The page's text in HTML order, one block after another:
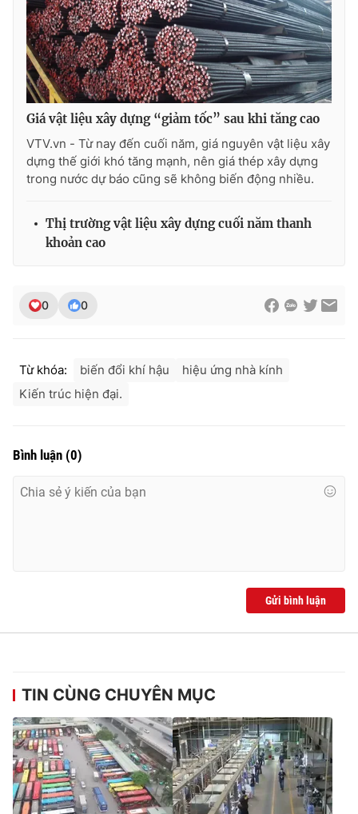
Giá vật liệu xây dựng “giảm tốc” sau khi tăng cao
VTV.vn - Từ nay đến cuối năm, giá nguyên vật liệu xây
dựng thế giới khó tăng mạnh, nên giá thép xây dựng
trong nước dự báo cũng sẽ không biến động nhiều.
Thị trường vật liệu xây dựng cuối năm thanh
khoản cao
0 0
Từ khóa: biến đổi khí hậu
hiệu ứng nhà kính
Kiến trúc hiện đại.
Bình luận (0)
Gửi bình luận
TIN CÙNG CHUYÊN MỤC